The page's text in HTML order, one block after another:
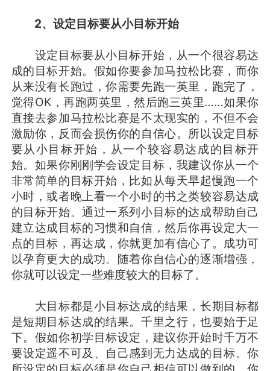
2、设定目标要从小目标开始
设定目标要从小目标开始，从一个很容易达
成的目标开始。假如你要参加马拉松比赛，而你
从来没有长跑过，你需要先跑一英里，跑完了，
觉得OK，再跑两英里，然后跑三英里……如果你
直接去参加马拉松比赛是不太现实的，不但不会
激励你，反而会损伤你的自信心。所以设定目标
要从小目标开始，从一个较容易达成的目标开
始。如果你刚刚学会设定目标，我建议你从一个
非常简单的目标开始，比如从每天早起慢跑一个
小时，或者晚上看一个小时的书之类较容易达成
的目标开始。通过一系列小目标的达成帮助自己
建立达成目标的习惯和自信，然后你再设定大一
点的目标，再达成，你就更加有信心了。成功可
以孕育更大的成功。随着你自信心的逐渐增强，
你就可以设定一些难度较大的目标了。
大目标都是小目标达成的结果，长期目标都
是短期目标达成的结果。千里之行，也要始于足
下。假如你初学目标设定，建议你开始时千万不
要设定遥不可及、自己感到无力达成的目标。你